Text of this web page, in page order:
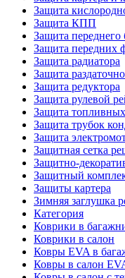
Защита
Защита КПП
Защита переднего
Защита передних
Защита радиатора
Защита
Защита редуктора
Защита рулевой
Защита
Защита трубок
Защита
Защитная сетка
Защитно-
Защитный
Защиты картера
Зимняя заглушка
Категория
Коврики в
Коврики в салон
Ковры EVA в
Ковры в салон